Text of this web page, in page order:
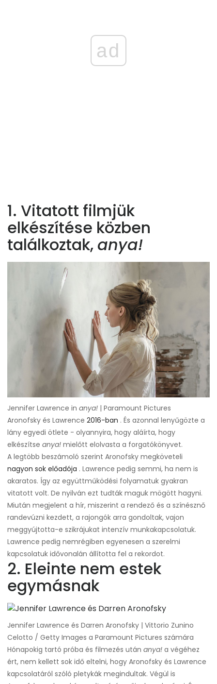
ad
1. Vitatott filmjük
elkészítése közben
találkoztak, anya!
Jennifer Lawrence in anya! | Paramount Pictures
Aronofsky és Lawrence 2016-ban . És azonnal lenyűgözte a
lány egyedi ötlete - olyannyira, hogy aláírta, hogy
elkészítse anya! mielőtt elolvasta a forgatókönyvet.
A legtöbb beszámoló szerint Aronofsky megköveteli
nagyon sok előadója . Lawrence pedig semmi, ha nem is
akaratos. Így az együttműködési folyamatuk gyakran
vitatott volt. De nyilván ezt tudták maguk mögött hagyni.
Miután megjelent a hír, miszerint a rendező és a színésznő
randevúzni kezdett, a rajongók arra gondoltak, vajon
meggyújtotta-e szikrájukat intenzív munkakapcsolatuk.
Lawrence pedig nemrégiben egyenesen a szerelmi
kapcsolatuk idővonalán állította fel a rekordot.
2. Eleinte nem estek
egymásnak
Jennifer Lawrence és Darren Aronofsky | Vittorio Zunino
Celotto / Getty Images a Paramount Pictures számára
Hónapokig tartó próba és filmezés után anya! a végéhez
ért, nem kellett sok idő eltelni, hogy Aronofsky és Lawrence
kapcsolatáról szóló pletykák megindultak. Végül is